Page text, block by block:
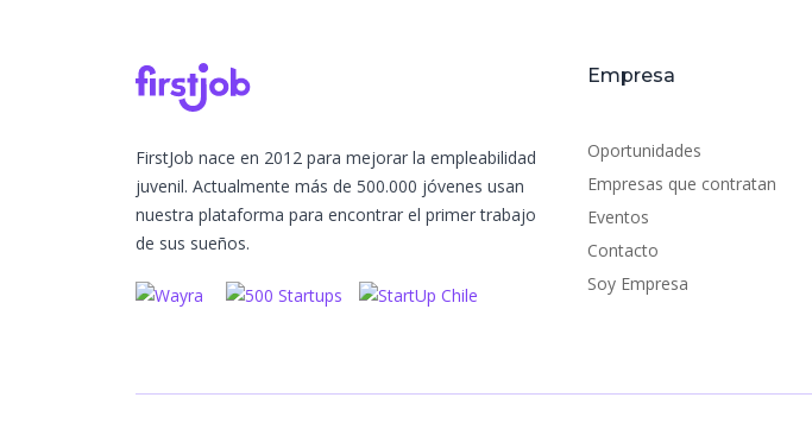
FirstJob nace en 2012 para mejorar la empleabilidad
juvenil. Actualmente más de 500.000 jóvenes usan
nuestra plataforma para encontrar el primer trabajo
de sus sueños.
Empresa
Oportunidades
Empresas que contratan
Eventos
Contacto
Soy Empresa